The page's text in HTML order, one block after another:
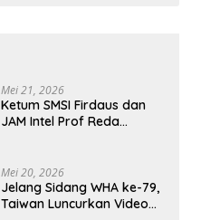
Mei 21, 2026
Ketum SMSI Firdaus dan
JAM Intel Prof Reda
SMSI Sukseskan Jaga
Desa dan Jaga Dapur
MBG, Perkuat Pengawasan
Mei 20, 2026
Jelang Sidang WHA ke-79,
Taiwan Luncurkan Video